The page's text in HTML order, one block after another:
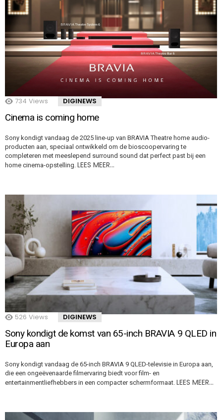
734 Views DIGINEWS
Cinema is coming home
Sony kondigt vandaag de 2025 line-up van BRAVIA Theatre home audio-
producten aan, speciaal ontwikkeld om de bioscoopervaring te
completeren met meeslepend surround sound dat perfect past bij een
home cinema-opstelling. LEES MEER…
526 Views DIGINEWS
Sony kondigt de komst van 65-inch BRAVIA 9 QLED in
Europa aan
Sony kondigt vandaag de 65-inch BRAVIA 9 QLED-televisie in Europa aan,
die een ongeëvenaarde filmervaring biedt voor film- en
entertainmentliefhebbers in een compacter schermformaat. LEES MEER…